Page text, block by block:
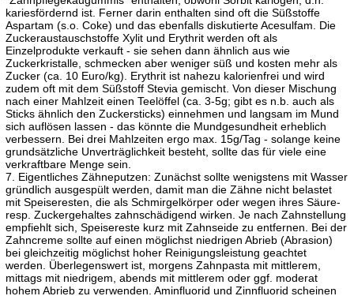
kariesfördernd ist. Ferner darin enthalten sind oft die Süßstoffe
Aspartam (s.o. Coke) und das ebenfalls diskutierte Acesulfam. Die
Zuckeraustauschstoffe Xylit und Erythrit werden oft als
Einzelprodukte verkauft - sie sehen dann ähnlich aus wie
Zuckerkristalle, schmecken aber weniger süß und kosten mehr als
Zucker (ca. 10 Euro/kg). Erythrit ist nahezu kalorienfrei und wird
zudem oft mit dem Süßstoff Stevia gemischt. Von dieser Mischung
nach einer Mahlzeit einen Teelöffel (ca. 3-5g; gibt es n.b. auch als
Sticks ähnlich den Zuckersticks) einnehmen und langsam im Mund
sich auflösen lassen - das könnte die Mundgesundheit erheblich
verbessern. Bei drei Mahlzeiten ergo max. 15g/Tag - solange keine
grundsätzliche Unverträglichkeit besteht, sollte das für viele eine
verkraftbare Menge sein.
7. Eigentliches Zähneputzen: Zunächst sollte wenigstens mit Wasser
gründlich ausgespült werden, damit man die Zähne nicht belastet
mit Speiseresten, die als Schmirgelkörper oder wegen ihres Säure-
resp. Zuckergehaltes zahnschädigend wirken. Je nach Zahnstellung
empfiehlt sich, Speisereste kurz mit Zahnseide zu entfernen. Bei der
Zahncreme sollte auf einen möglichst niedrigen Abrieb (Abrasion)
bei gleichzeitig möglichst hoher Reinigungsleistung geachtet
werden. Überlegenswert ist, morgens Zahnpasta mit mittlerem,
mittags mit niedrigem, abends mit mittlerem oder ggf. moderat
hohem Abrieb zu verwenden. Aminfluorid und Zinnfluorid scheinen